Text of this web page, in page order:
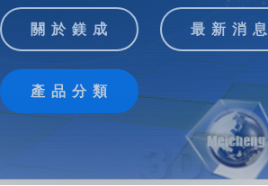
關 於 鎂 成 最 新 消 息
產 品 分 類